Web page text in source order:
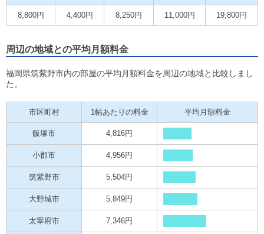
8,800円 4,400円 8,250円 11,000円 19,800円
周辺の地域との平均月額料金
福岡県筑紫野市内の部屋の平均月額料金を周辺の地域と比較しまし
た。
市区町村 1帖あたりの料金 平均月額料金
飯塚市 4,816円
小郡市 4,956円
筑紫野市 5,504円
大野城市 5,849円
太宰府市 7,346円